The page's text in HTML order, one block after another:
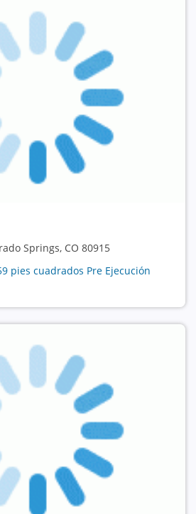
Springs, CO 80915
pies cuadrados Pre Ejecución